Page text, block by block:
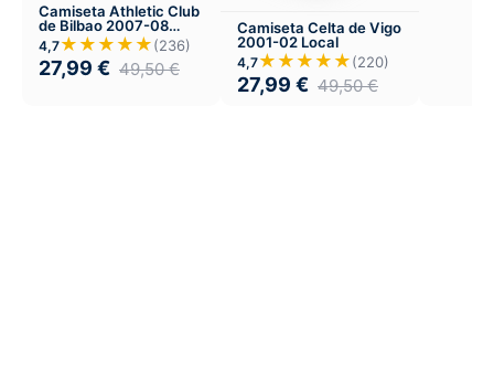
Camiseta Athletic Club
de Bilbao 2007-08
Visitante
4,7★★★★★(236)
27,99 € 49,50€
Camiseta Celta de Vigo
2001-02 Local
4,7★★★★★(220)
27,99 € 49,50€